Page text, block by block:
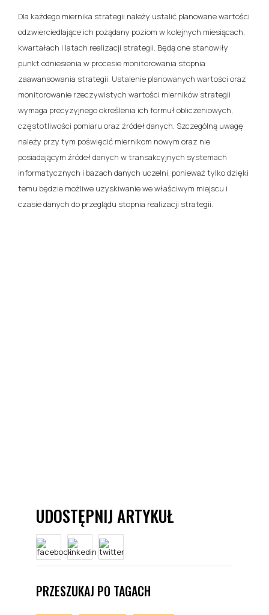
Dla każdego miernika strategii należy ustalić planowane wartości
odzwierciedlające ich pożądany poziom w kolejnych miesiącach,
kwartałach i latach realizacji strategii. Będą one stanowiły
punkt odniesienia w procesie monitorowania stopnia
zaawansowania strategii. Ustalenie planowanych wartości oraz
monitorowanie rzeczywistych wartości mierników strategii
wymaga precyzyjnego określenia ich formuł obliczeniowych,
częstotliwości pomiaru oraz źródeł danych. Szczególną uwagę
należy przy tym poświęcić miernikom nowym oraz nie
posiadającym źródeł danych w transakcyjnych systemach
informatycznych i bazach danych uczelni, ponieważ tylko dzięki
temu będzie możliwe uzyskiwanie we właściwym miejscu i
czasie danych do przeglądu stopnia realizacji strategii.
UDOSTĘPNIJ ARTYKUŁ
PRZESZUKAJ PO TAGACH